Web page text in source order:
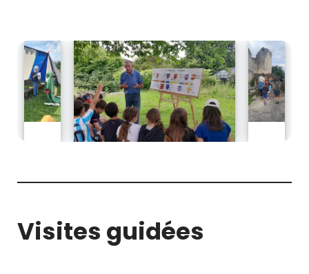
Visites guidées